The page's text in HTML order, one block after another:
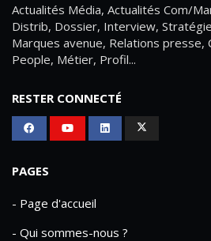
Actualités Média, Actualités Com/
Distrib, Dossier, Interview,
Marques avenue, Relations presse,
People, Métier, Profil...
RESTER CONNECTÉ
PAGES
- Page d'accueil
- Qui sommes-nous ?